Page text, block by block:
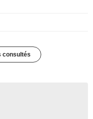
consultés